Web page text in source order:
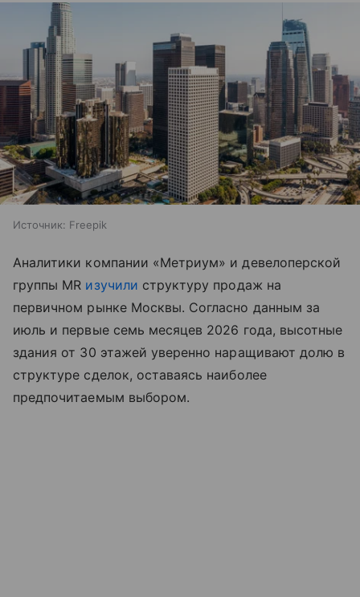
Источник: Freepik
Аналитики компании «Метриум» и девелоперской
группы MR изучили структуру продаж на
первичном рынке Москвы. Согласно данным за
июль и первые семь месяцев 2026 года, высотные
здания от 30 этажей уверенно наращивают долю в
структуре сделок, оставаясь наиболее
предпочитаемым выбором.